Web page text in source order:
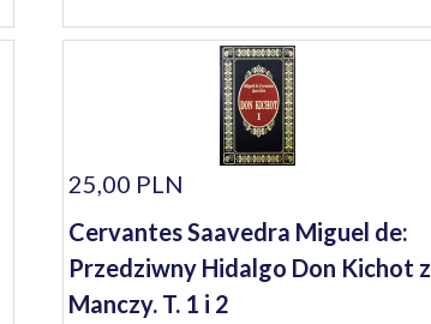
25,00 PLN
Cervantes Saavedra Miguel de:
Przedziwny Hidalgo Don Kichot z
Manczy. T. 1 i 2